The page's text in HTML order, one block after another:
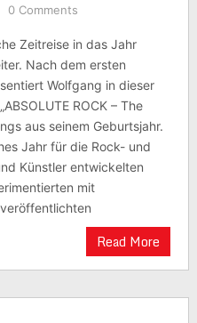
0 Comments
Zeitreise in das Jahr
Nach dem ersten
Wolfgang in dieser
ROCK – The
aus seinem Geburtsjahr.
Jahr für die Rock- und
Künstler entwickelten
mit
Read More